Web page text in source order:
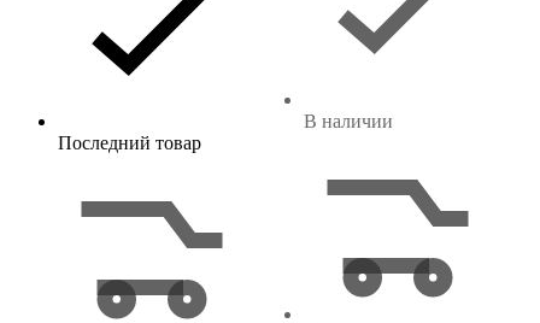
Последний товар
В наличии